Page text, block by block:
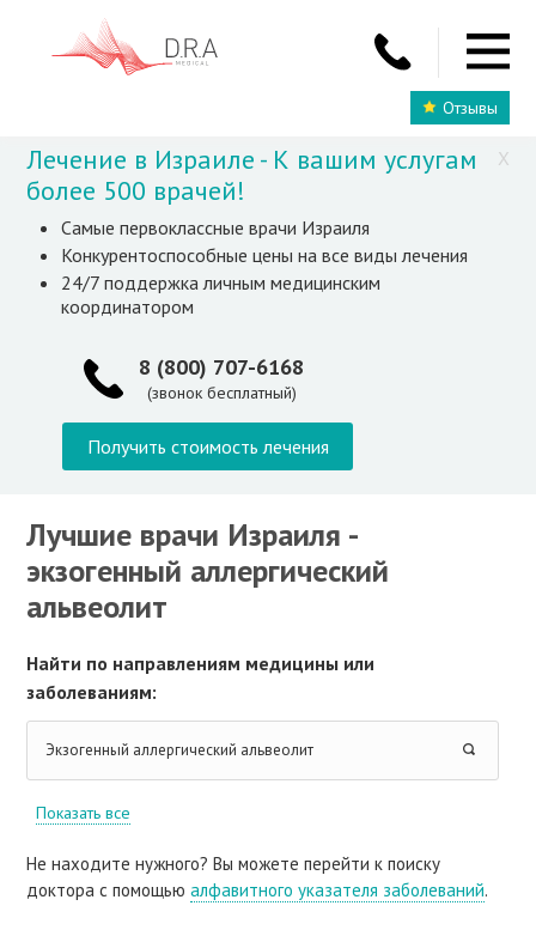
Отзывы
X
Лечение в Израиле - К вашим услугам
более 500 врачей!
Самые первоклассные врачи Израиля
Конкурентоспособные цены на все виды лечения
24/7 поддержка личным медицинским
координатором
8 (800) 707-6168
(звонок бесплатный)
Получить стоимость лечения
Лучшие врачи Израиля -
экзогенный аллергический
альвеолит
Найти по направлениям медицины или
заболеваниям:
Экзогенный аллергический альвеолит
Показать все
Не находите нужного? Вы можете перейти к поиску
доктора с помощьюалфавитного указателя заболеваний.